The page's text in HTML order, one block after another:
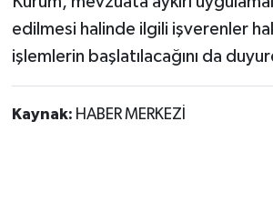
edilmesi halinde ilgili işverenler
işlemlerin başlatılacağını da
Kaynak: HABER MERKEZİ